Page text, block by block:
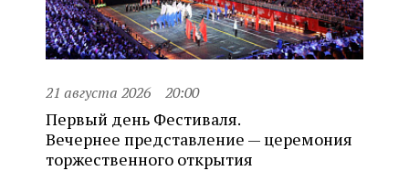
21 августа 2026 20:00
Первый день Фестиваля.
Вечернее представление — церемония
торжественного открытия